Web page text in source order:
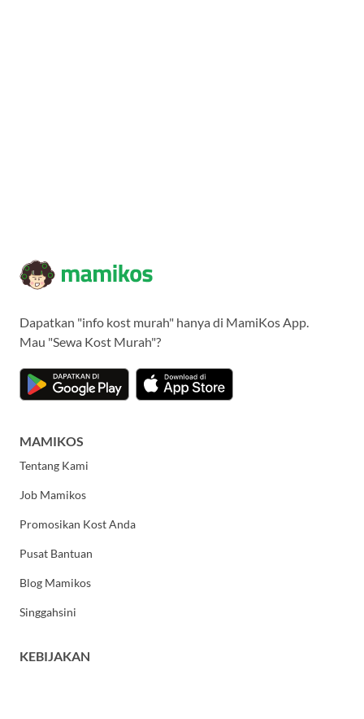
Dapatkan "info kost murah" hanya di MamiKos App.
Mau "Sewa Kost Murah"?
MAMIKOS
Tentang Kami
Job Mamikos
Promosikan Kost Anda
Pusat Bantuan
Blog Mamikos
Singgahsini
KEBIJAKAN